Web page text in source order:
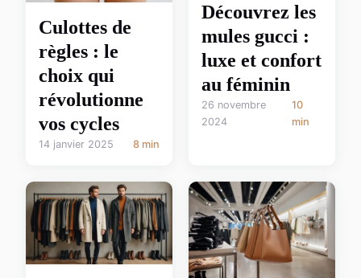
Culottes de
règles : le
choix qui
révolutionne
vos cycles
14 janvier 2025 8 min
Découvrez les
mules gucci :
luxe et confort
au féminin
26 novembre
2024
10
min